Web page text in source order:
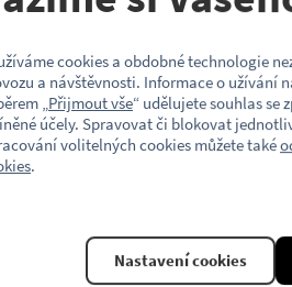
cookies a obdobné technologie
a návštěvnosti. Informace o užívání
„Přijmout vše“ udělujete souhlas
účely. Spravovat či blokovat
volitelných cookies můžete také
.
Nastavení cookies